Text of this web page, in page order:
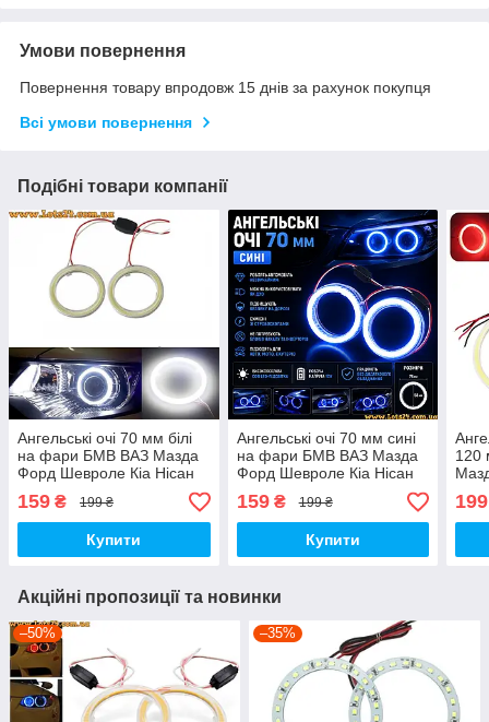
Умови повернення
Повернення товару впродовж 15 днів за рахунок покупця
Всі умови повернення
Подібні товари компанії
Ангельські очі 70 мм білі
на фари БМВ ВАЗ Мазда
Форд Шевроле Кіа Нісан
Опель УАЗ Рено Шкода
VW BMW COB LED
159 ₴ 199 ₴
Купити
Ангельські очі 70 мм сині
на фари БМВ ВАЗ Мазда
Форд Шевроле Кіа Нісан
Опель УАЗ Рено Шкода
VW BMW COB LED
159₴ 199 ₴
Купити
120
199
Акційні пропозиції та новинки
–50% –35%